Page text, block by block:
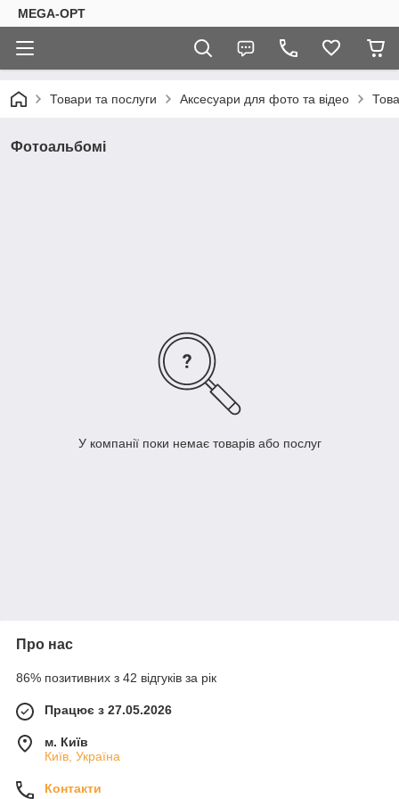
MEGA-OPT
Товари та послуги Аксесуари для фото та відео
Фотоальбомі
У компанії поки немає товарів або послуг
Про нас
86% позитивних з 42 відгуків за рік
Працює з 27.05.2026
м. Київ
Київ, Україна
Контакти